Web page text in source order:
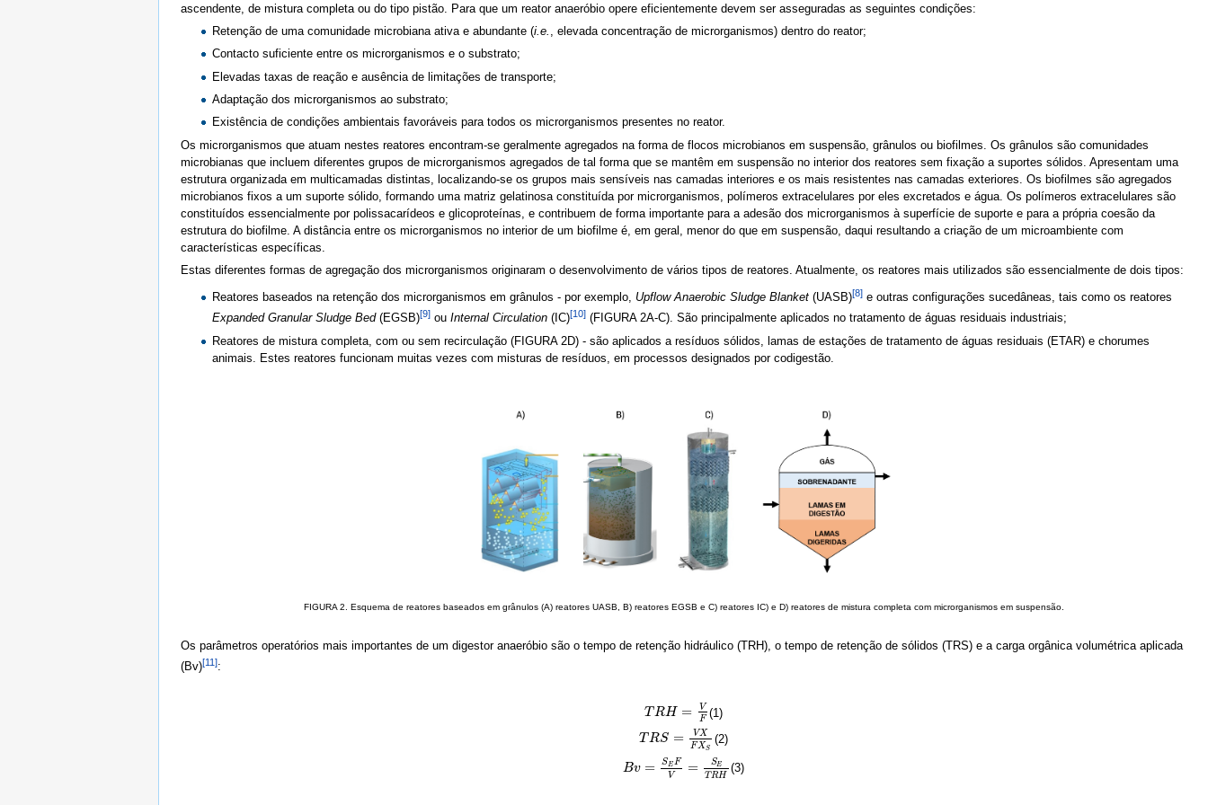
ascendente, de mistura completa ou do tipo pistão. Para que um reator anaeróbio opere eficientemente devem ser asseguradas as seguintes condições:
Retenção de uma comunidade microbiana ativa e abundante (i.e.
, elevada concentração de microrganismos) dentro do reator;
Contacto suficiente entre os microrganismos e o substrato;
Elevadas taxas de reação e ausência de limitações de transporte;
Adaptação dos microrganismos ao substrato;
Existência de condições ambientais favoráveis para todos os microrganismos presentes no reator.
Os microrganismos que atuam nestes reatores encontram-se geralmente agregados na forma de flocos microbianos em suspensão, grânulos ou biofilmes. Os grânulos são comunidades
microbianas que incluem diferentes grupos de microrganismos agregados de tal forma que se mantêm em suspensão no interior dos reatores sem fixação a suportes sólidos. Apresentam uma
estrutura organizada em multicamadas distintas, localizando-se os grupos mais sensíveis nas camadas interiores e os mais resistentes nas camadas exteriores. Os biofilmes são agregados
microbianos fixos a um suporte sólido, formando uma matriz gelatinosa constituída por microrganismos, polímeros extracelulares por eles excretados e água. Os polímeros extracelulares são
constituídos essencialmente por polissacarídeos e glicoproteínas, e contribuem de forma importante para a adesão dos microrganismos à superfície de suporte e para a própria coesão da
estrutura do biofilme. A distância entre os microrganismos no interior de um biofilme é, em geral, menor do que em suspensão, daqui resultando a criação de um microambiente com
características específicas.
Estas diferentes formas de agregação dos microrganismos originaram o desenvolvimento de vários tipos de reatores. Atualmente, os reatores mais utilizados são essencialmente de dois tipos:
Reatores baseados na retenção dos microrganismos em grânulos - por exemplo, Upflow Anaerobic Sludge Blanket (UASB)[8] e outras configurações sucedâneas, tais como os reatores
Expanded Granular Sludge Bed(EGSB)[9] ouInternal Circulation (IC)[10] (FIGURA 2A-C). São principalmente aplicados no tratamento de águas residuais industriais;
Reatores de mistura completa, com ou sem recirculação (FIGURA 2D) - são aplicados a resíduos sólidos, lamas de estações de tratamento de águas residuais (ETAR) e chorumes
animais. Estes reatores funcionam muitas vezes com misturas de resíduos, em processos designados por codigestão.
FIGURA 2. Esquema de reatores baseados em grânulos (A) reatores UASB, B) reatores EGSB e C) reatores IC) e D) reatores de mistura completa com microrganismos em suspensão.
Os parâmetros operatórios mais importantes de um digestor anaeróbio são o tempo de retenção hidráulico (TRH), o tempo de retenção de sólidos (TRS) e a carga orgânica volumétrica aplicada
(Bv)[11]:
TRH =
V
F
TRH=VF (1)
TRS = VX
FXS
TRS= VX FXS (2)
Bv = SE F
V
= SE
TRH
Bv= SE FV= SE TRH (3)